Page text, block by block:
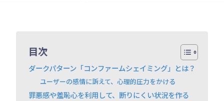
目次
ダークパターン「コンファームシェイミング」とは？
ユーザーの感情に訴えて、心理的圧力をかける
罪悪感や羞恥心を利用して、断りにくい状況を作る